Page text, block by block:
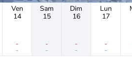
Ven
14
-
-
Sam
15
-
-
Dim
16
-
-
Lun
17
-
-